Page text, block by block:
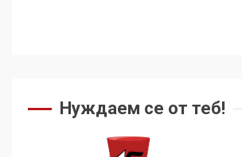
Нуждаем се от теб!